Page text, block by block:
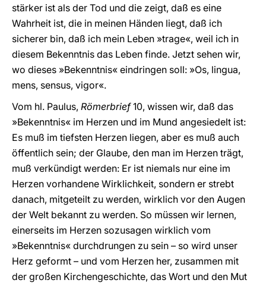
stärker ist als der Tod und die zeigt, daß es eine
Wahrheit ist, die in meinen Händen liegt, daß ich
sicherer bin, daß ich mein Leben »trage«, weil ich in
diesem Bekenntnis das Leben finde. Jetzt sehen wir,
wo dieses »Bekenntnis« eindringen soll: »Os, lingua,
mens, sensus, vigor«.
Vom hl. Paulus, Römerbrief10, wissen wir, daß das
»Bekenntnis« im Herzen und im Mund angesiedelt ist:
Es muß im tiefsten Herzen liegen, aber es muß auch
öffentlich sein; der Glaube, den man im Herzen trägt,
muß verkündigt werden: Er ist niemals nur eine im
Herzen vorhandene Wirklichkeit, sondern er strebt
danach, mitgeteilt zu werden, wirklich vor den Augen
der Welt bekannt zu werden. So müssen wir lernen,
einerseits im Herzen sozusagen wirklich vom
»Bekenntnis« durchdrungen zu sein – so wird unser
Herz geformt – und vom Herzen her, zusammen mit
der großen Kirchengeschichte, das Wort und den Mut